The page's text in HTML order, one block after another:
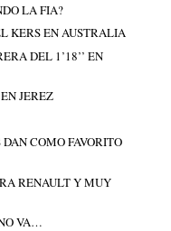
LA FIA?
KERS EN AUSTRALIA
DEL 1’18’’ EN
JEREZ
COMO FAVORITO
RENAULT Y MUY
VA…